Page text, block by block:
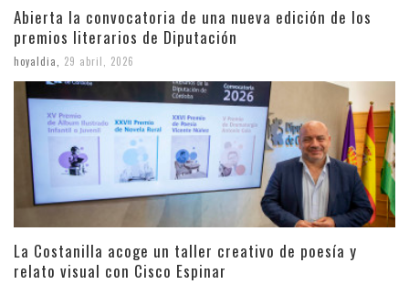
Abierta la convocatoria de una nueva edición de los
premios literarios de Diputación
hoyaldia 29 abril, 2026
La Costanilla acoge un taller creativo de poesía y
relato visual con Cisco Espinar